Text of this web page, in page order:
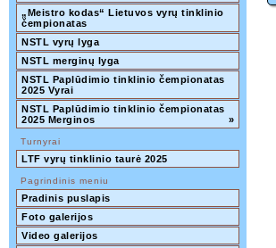
„Meistro kodas“ Lietuvos vyrų tinklinio
čempionatas
NSTL vyrų lyga
NSTL merginų lyga
NSTL Paplūdimio tinklinio čempionatas
2025 Vyrai
NSTL Paplūdimio tinklinio čempionatas
2025 Merginos
»
Turnyrai
LTF vyrų tinklinio taurė 2025
Pagrindinis meniu
Pradinis puslapis
Foto galerijos
Video galerijos